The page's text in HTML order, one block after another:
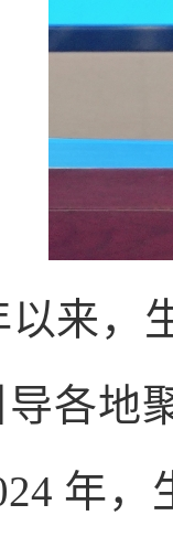
以来，
各地
年